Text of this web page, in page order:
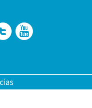
Twitter